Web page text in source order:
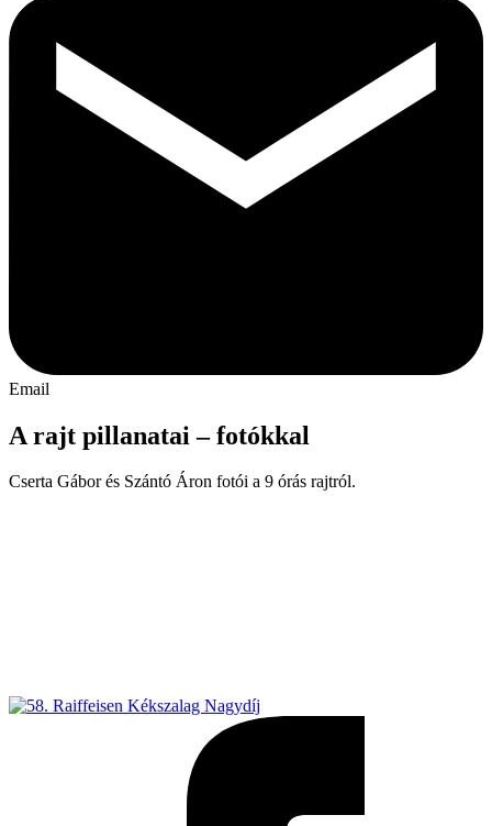
Email
A rajt pillanatai – fotókkal
Cserta Gábor és Szántó Áron fotói a 9 órás rajtról.